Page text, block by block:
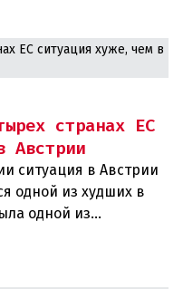
хотят добро
странах ЕС
Австрии
ситуация в Австрии
одной из худших в
одной из
первой волны